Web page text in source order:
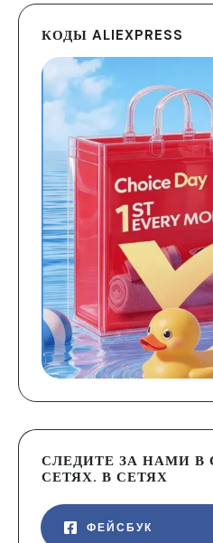
КОДЫ ALIEXPRESS
СЛЕДИТЕ ЗА НАМИ
СЕТЯХ. В СЕТЯХ
ФЕЙСБУК